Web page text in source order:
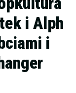
i Alph
i